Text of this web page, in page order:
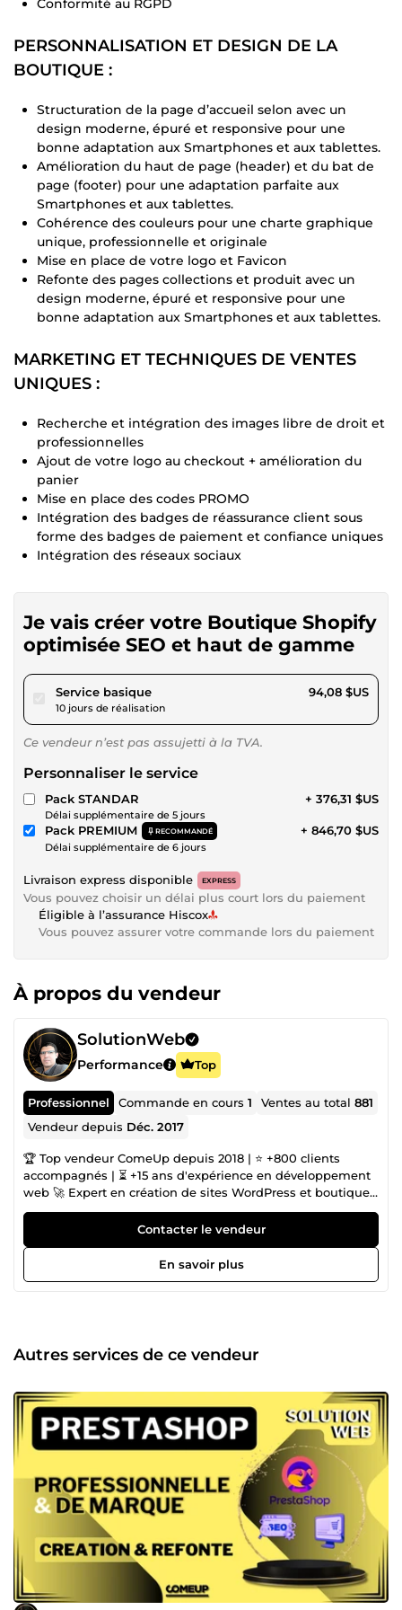
Conformité au RGPD
PERSONNALISATION ET DESIGN DE LA
BOUTIQUE :
Structuration de la page d’accueil selon avec un
design moderne, épuré et responsive pour une
bonne adaptation aux Smartphones et aux tablettes.
Amélioration du haut de page (header) et du bat de
page (footer) pour une adaptation parfaite aux
Smartphones et aux tablettes.
Cohérence des couleurs pour une charte graphique
unique, professionnelle et originale
Mise en place de votre logo et Favicon
Refonte des pages collections et produit avec un
design moderne, épuré et responsive pour une
bonne adaptation aux Smartphones et aux tablettes.
MARKETING ET TECHNIQUES DE VENTES
UNIQUES :
Recherche et intégration des images libre de droit et
professionnelles
Ajout de votre logo au checkout + amélioration du
panier
Mise en place des codes PROMO
Intégration des badges de réassurance client sous
forme des badges de paiement et confiance uniques
Intégration des réseaux sociaux
Je vais créer votre Boutique Shopify
optimisée SEO et haut de gamme
Service basiquepour 86,71 $US
10 jours de réalisation
94,08 $US
Ce vendeur n’est pas assujetti à la TVA.
Personnaliser le service
Pack STANDAR
Délai supplémentaire de 5 jours
+ 376,31 $US
Pack PREMIUM RECOMMANDÉ
Délai supplémentaire de 6 jours
+ 846,70 $US
Livraison express disponible EXPRESS
Vous pouvez choisir un délai plus court lors du paiement
Éligible à l’assurance Hiscox
Vous pouvez assurer votre commande lors du paiement
À propos du vendeur
SolutionWeb
Performance Top
Professionnel Commande en cours1 Ventes au total881
Vendeur depuis Déc. 2017
🏆 Top vendeur ComeUp depuis 2018 | ⭐ +800 clients
accompagnés | ⏳ +15 ans d'expérience en développement
web 🚀 Expert en création de sites WordPress et boutiques
e-commerce performantes. 🔧 Mes domaines d'expertise
Création de Sites Web WordPress Sur Mesure (Elementor
Pro, Divi, thèmes custom) Réalisation de Boutiques E-
commerce Performantes (WooCommerce, PrestaShop,
Shopify) Optimisation SEO Technique &amp; Contenu
https://ulyxa.com 🌐 https://www.izilink.fr 🌐
https://laturbineasaveurs.com 🌐 https://silkyassur.fr De
que je peux faire pour vous : ✅ Création de site WordPress
professionnel : Un site moderne, rapide et optimisé pour
Google. ✅ Boutique e-commerce performante :
WooCommerce ou PrestaShop optimisés pour la
performance et SEO. ✅ Optimisation SEO : Amélioration du
positionnement Google. ✅ Maintenance et sécurité : Site
sécurisé, rapide et toujours à jour. ⚡ Mon processus de
approfondie de vos besoins 🔹 Conception &amp;
Stratégie – Wireframes et planning détaillé 🔹
Développement Sur Mesure – Code propre et optimisé 🔹
Tests &amp; Optimisations – Responsive, SEO,
Contacter le vendeur
En savoir plus
Autres services de ce vendeur